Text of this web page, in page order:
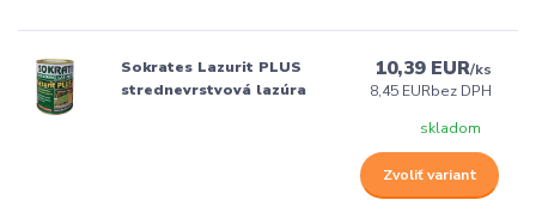
Sokrates Lazurit PLUS
strednevrstvová lazúra
10,39 EUR/ks
8,45 EURbez DPH
skladom
Zvoliť variant